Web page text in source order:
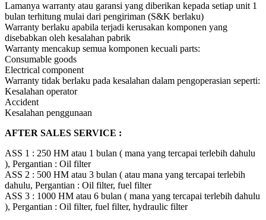
Lamanya warranty atau garansi yang diberikan kepada setiap unit 1
bulan terhitung mulai dari pengiriman (S&K berlaku)
Warranty berlaku apabila terjadi kerusakan komponen yang
disebabkan oleh kesalahan pabrik
Warranty mencakup semua komponen kecuali parts:
Consumable goods
Electrical component
Warranty tidak berlaku pada kesalahan dalam pengoperasian seperti:
Kesalahan operator
Accident
Kesalahan penggunaan
AFTER SALES SERVICE :
ASS 1 : 250 HM atau 1 bulan ( mana yang tercapai terlebih dahulu
), Pergantian : Oil filter
ASS 2 : 500 HM atau 3 bulan ( atau mana yang tercapai terlebih
dahulu, Pergantian : Oil filter, fuel filter
ASS 3 : 1000 HM atau 6 bulan ( mana yang tercapai terlebih dahulu
), Pergantian : Oil filter, fuel filter, hydraulic filter